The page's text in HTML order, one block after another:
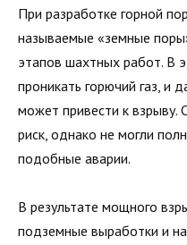
При разработке горной
называемые «земные
этапов шахтных работ. В
проникать горючий газ, и
может привести к взрыву.
риск, однако не могли
подобные аварии.
В результате мощного
подземные выработки и